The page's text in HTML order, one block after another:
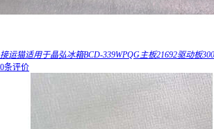
接运猫适用于晶弘冰箱BCD-339WPQG主板21692驱动板
0条评价